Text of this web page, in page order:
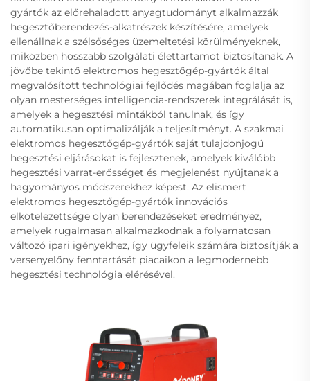
gyártók az előrehaladott anyagtudományt alkalmazzák
hegesztőberendezés-alkatrészek készítésére, amelyek
ellenállnak a szélsőséges üzemeltetési körülményeknek,
miközben hosszabb szolgálati élettartamot biztosítanak. A
jövőbe tekintő elektromos hegesztőgép-gyártók által
megvalósított technológiai fejlődés magában foglalja az
olyan mesterséges intelligencia-rendszerek integrálását is,
amelyek a hegesztési mintákból tanulnak, és így
automatikusan optimalizálják a teljesítményt. A szakmai
elektromos hegesztőgép-gyártók saját tulajdonjogú
hegesztési eljárásokat is fejlesztenek, amelyek kiválóbb
hegesztési varrat-erősséget és megjelenést nyújtanak a
hagyományos módszerekhez képest. Az elismert
elektromos hegesztőgép-gyártók innovációs
elkötelezettsége olyan berendezéseket eredményez,
amelyek rugalmasan alkalmazkodnak a folyamatosan
változó ipari igényekhez, így ügyfeleik számára biztosítják a
versenyelőny fenntartását piacaikon a legmodernebb
hegesztési technológia elérésével.